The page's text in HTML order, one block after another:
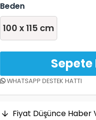
Beden
100 x 115 cm
WHATSAPP DESTEK HATTI
Fiyat Düşünce Haber